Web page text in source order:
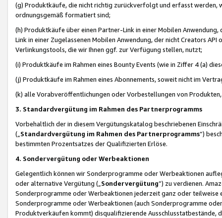
(g) Produktkäufe, die nicht richtig zurückverfolgt und erfasst werden,
ordnungsgemäß formatiert sind;
(h) Produktkäufe über einen Partner-Link in einer Mobilen
Link in einer Zugelassenen Mobilen Anwendung, der nicht Creators
Verlinkungstools, die wir Ihnen ggf. zur Verfügung stellen, nutzt;
(i) Produktkäufe im Rahmen eines Bounty Events (wie in Ziffer 4 (a)
(j) Produktkäufe im Rahmen eines Abonnements, soweit nicht im
(k) alle Vorabveröffentlichungen oder Vorbestellungen von
3. Standardvergütung im Rahmen des Partnerprogramms
Vorbehaltlich der in diesem Vergütungskatalog beschriebenen
(„ Standardvergütung im Rahmen des Partnerprogramms“)
bestimmten Prozentsatzes der Qualifizierten Erlöse.
4. Sondervergütung oder Werbeaktionen
Gelegentlich können wir Sonderprogramme oder Werbeaktionen
oder alternative Vergütung („ Sondervergütung”) zu verdienen.
Sonderprogramme oder Werbeaktionen jederzeit ganz oder
Sonderprogramme oder Werbeaktionen (auch Sonderprogramme
Produktverkäufen kommt) disqualifizierende Ausschlusstatbestände,